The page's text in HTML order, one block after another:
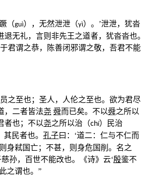
（guì），无然泄泄（yì）。’泄泄，犹沓
退无礼，言则非先王之道者，犹沓沓也。
君谓之恭，陈善闭邪谓之敬，吾君不能
之至也；圣人，人伦之至也。欲为君尽
，二者皆法尧 舜而已矣。不以舜之所以
者也；不以尧之所以治（chí）民治
其民者也。 孔子曰：‘道二：仁与不仁而
身弒国亡；不甚，则身危国削。名之
慈孙，百世不能改也。《诗》云‘殷鉴不
之谓也。”